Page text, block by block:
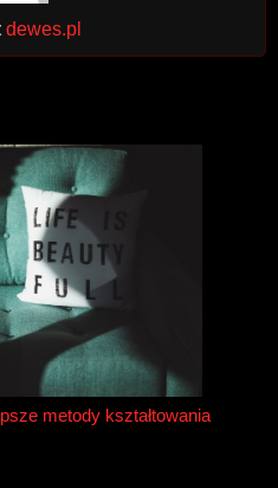
dewes.pl
metody kształtowania